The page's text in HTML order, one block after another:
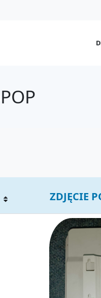
ZDJĘCIE